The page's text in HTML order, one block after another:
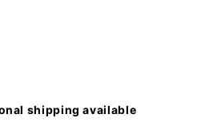
shipping available